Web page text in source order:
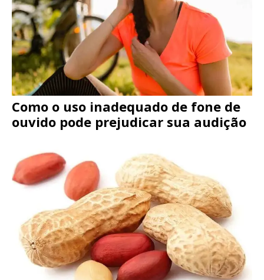
Como o uso inadequado de fone de
ouvido pode prejudicar sua audição